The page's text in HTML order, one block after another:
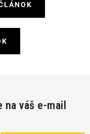
váš e-mail